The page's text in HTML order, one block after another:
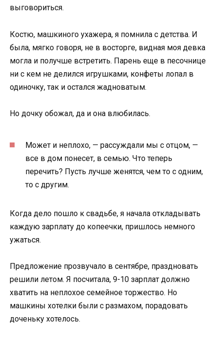
выговориться.
Костю, машкиного ухажера, я помнила с детства. И
была, мягко говоря, не в восторге, видная моя девка
могла и получше встретить. Парень еще в песочнице
ни с кем не делился игрушками, конфеты лопал в
одиночку, так и остался жадноватым.
Но дочку обожал, да и она влюбилась.
Может и неплохо, — рассуждали мы с отцом, —
все в дом понесет, в семью. Что теперь
перечить? Пусть лучше женятся, чем то с одним,
то с другим.
Когда дело пошло к свадьбе, я начала откладывать
каждую зарплату до копеечки, пришлось немного
ужаться.
Предложение прозвучало в сентябре, праздновать
решили летом. Я посчитала, 9-10 зарплат должно
хватить на неплохое семейное торжество. Но
машкины хотелки были с размахом, порадовать
доченьку хотелось.